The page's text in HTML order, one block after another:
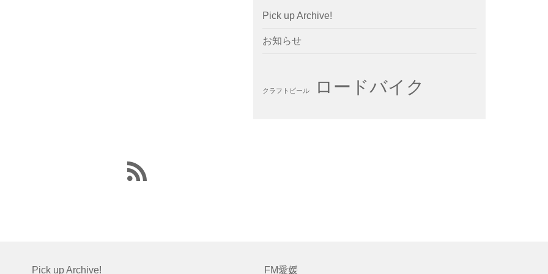
Pick up Archive!
お知らせ
クラフトビール ロードバイク
Pick up Archive! FM愛媛